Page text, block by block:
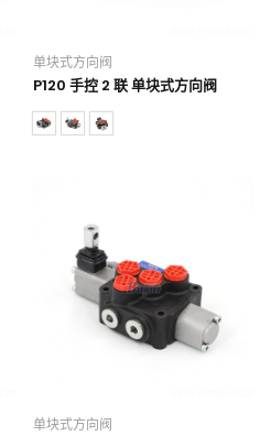
单块式方向阀
P120 手控 2 联 单块式方向阀
单块式方向阀